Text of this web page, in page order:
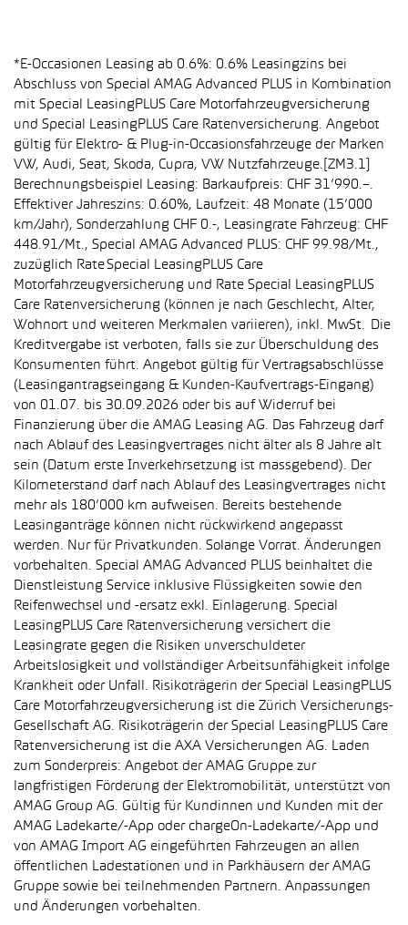
*E-Occasionen Leasing ab 0.6%: 0.6% Leasingzins bei
Abschluss von Special AMAG Advanced PLUS in Kombination
mit Special LeasingPLUS Care Motorfahrzeugversicherung
und Special LeasingPLUS Care Ratenversicherung. Angebot
gültig für Elektro- & Plug-in-Occasionsfahrzeuge der Marken
VW, Audi, Seat, Skoda, Cupra, VW Nutzfahrzeuge.[ZM3.1]
Berechnungsbeispiel Leasing: Barkaufpreis: CHF 31’990.–.
Effektiver Jahreszins: 0.60%, Laufzeit: 48 Monate (15’000
km/Jahr), Sonderzahlung CHF 0.-, Leasingrate Fahrzeug: CHF
448.91/Mt., Special AMAG Advanced PLUS: CHF 99.98/Mt.,
zuzüglich Rate Special LeasingPLUS Care
Motorfahrzeugversicherung und Rate Special LeasingPLUS
Care Ratenversicherung (können je nach Geschlecht, Alter,
Wohnort und weiteren Merkmalen variieren), inkl. MwSt. Die
Kreditvergabe ist verboten, falls sie zur Überschuldung des
Konsumenten führt. Angebot gültig für Vertragsabschlüsse
(Leasingantragseingang & Kunden-Kaufvertrags-Eingang)
von 01.07. bis 30.09.2026 oder bis auf Widerruf bei
Finanzierung über die AMAG Leasing AG. Das Fahrzeug darf
nach Ablauf des Leasingvertrages nicht älter als 8 Jahre alt
sein (Datum erste Inverkehrsetzung ist massgebend). Der
Kilometerstand darf nach Ablauf des Leasingvertrages nicht
mehr als 180’000 km aufweisen. Bereits bestehende
Leasinganträge können nicht rückwirkend angepasst
werden. Nur für Privatkunden. Solange Vorrat. Änderungen
vorbehalten. Special AMAG Advanced PLUS beinhaltet die
Dienstleistung Service inklusive Flüssigkeiten sowie den
Reifenwechsel und -ersatz exkl. Einlagerung. Special
LeasingPLUS Care Ratenversicherung versichert die
Leasingrate gegen die Risiken unverschuldeter
Arbeitslosigkeit und vollständiger Arbeitsunfähigkeit infolge
Krankheit oder Unfall. Risikoträgerin der Special LeasingPLUS
Care Motorfahrzeugversicherung ist die Zürich Versicherungs-
Gesellschaft AG. Risikoträgerin der Special LeasingPLUS Care
Ratenversicherung ist die AXA Versicherungen AG. Laden
zum Sonderpreis: Angebot der AMAG Gruppe zur
langfristigen Förderung der Elektromobilität, unterstützt von
AMAG Group AG. Gültig für Kundinnen und Kunden mit der
AMAG Ladekarte/-App oder chargeOn-Ladekarte/-App und
von AMAG Import AG eingeführten Fahrzeugen an allen
öffentlichen Ladestationen und in Parkhäusern der AMAG
Gruppe sowie bei teilnehmenden Partnern. Anpassungen
und Änderungen vorbehalten.